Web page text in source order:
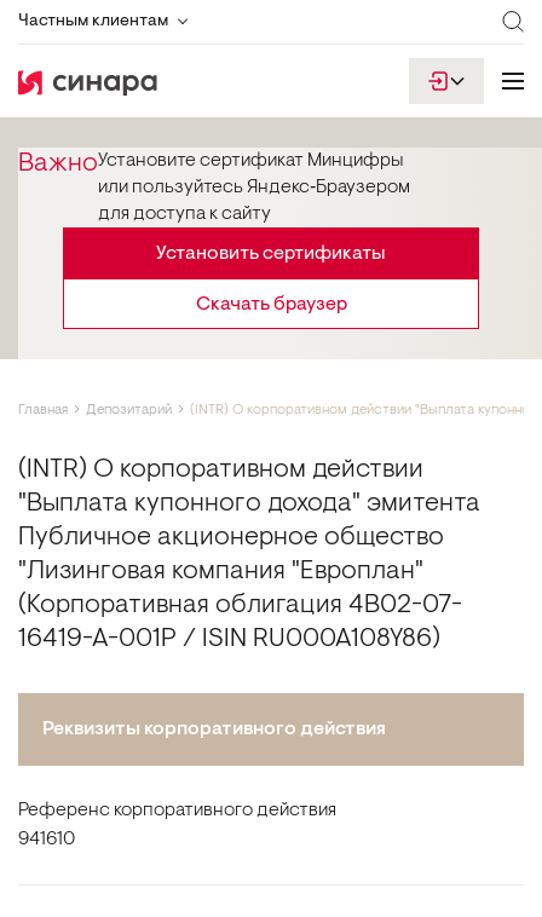
Частным клиентам
ВажноУстановите сертификат Минцифры
или пользуйтесь Яндекс‑Браузером
для доступа к сайту
Установить сертификаты
Скачать браузер
Главная Депозитарий (INTR) О корпоративном действии "Выплата
(INTR) О корпоративном действии
"Выплата купонного дохода" эмитента
Публичное акционерное общество
"Лизинговая компания "Европлан"
(Корпоративная облигация 4B02-07-
16419-A-001P / ISIN RU000A108Y86)
Реквизиты корпоративного действия
Референс корпоративного действия
941610